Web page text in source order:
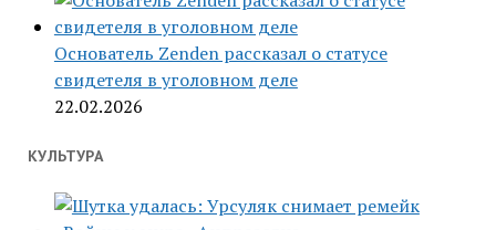
Основатель Zenden рассказал о статусе
свидетеля в уголовном деле
22.02.2026
КУЛЬТУРА